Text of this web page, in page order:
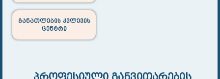
განათლების კვლევის
ცენტრი